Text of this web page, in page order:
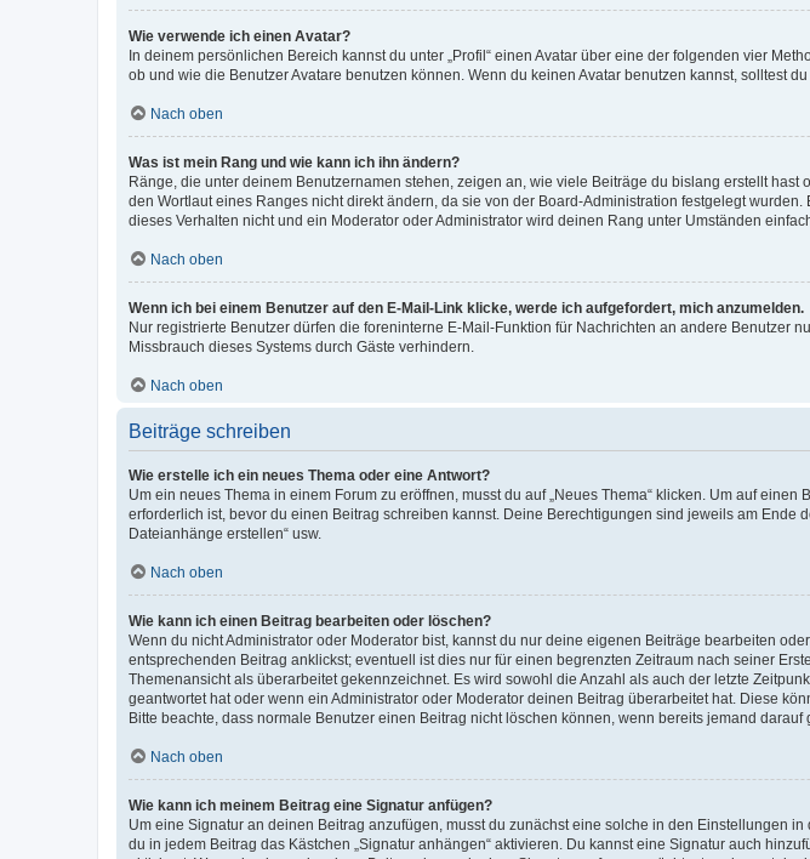
Wie verwende ich einen Avatar?
In deinem persönlichen Bereich kannst du unter „Profil“ einen Avatar über eine der folgenden vier
ob und wie die Benutzer Avatare benutzen können. Wenn du keinen Avatar benutzen kannst, solltest
Nach oben
Was ist mein Rang und wie kann ich ihn ändern?
Ränge, die unter deinem Benutzernamen stehen, zeigen an, wie viele Beiträge du bislang erstellt
den Wortlaut eines Ranges nicht direkt ändern, da sie von der Board-Administration festgelegt
dieses Verhalten nicht und ein Moderator oder Administrator wird deinen Rang unter Umständen
Nach oben
Wenn ich bei einem Benutzer auf den E-Mail-Link klicke, werde ich aufgefordert, mich anzumelden.
Nur registrierte Benutzer dürfen die foreninterne E-Mail-Funktion für Nachrichten an andere Benutzer
Missbrauch dieses Systems durch Gäste verhindern.
Nach oben
Beiträge schreiben
Wie erstelle ich ein neues Thema oder eine Antwort?
Um ein neues Thema in einem Forum zu eröffnen, musst du auf „Neues Thema“ klicken. Um auf
erforderlich ist, bevor du einen Beitrag schreiben kannst. Deine Berechtigungen sind jeweils am Ende
Dateianhänge erstellen“ usw.
Nach oben
Wie kann ich einen Beitrag bearbeiten oder löschen?
Wenn du nicht Administrator oder Moderator bist, kannst du nur deine eigenen Beiträge bearbeiten
entsprechenden Beitrag anklickst; eventuell ist dies nur für einen begrenzten Zeitraum nach seiner
Themenansicht als überarbeitet gekennzeichnet. Es wird sowohl die Anzahl als auch der letzte
geantwortet hat oder wenn ein Administrator oder Moderator deinen Beitrag überarbeitet hat. Diese
Bitte beachte, dass normale Benutzer einen Beitrag nicht löschen können, wenn bereits jemand darauf
Nach oben
Wie kann ich meinem Beitrag eine Signatur anfügen?
Um eine Signatur an deinen Beitrag anzufügen, musst du zunächst eine solche in den Einstellungen
du in jedem Beitrag das Kästchen „Signatur anhängen“ aktivieren. Du kannst eine Signatur auch